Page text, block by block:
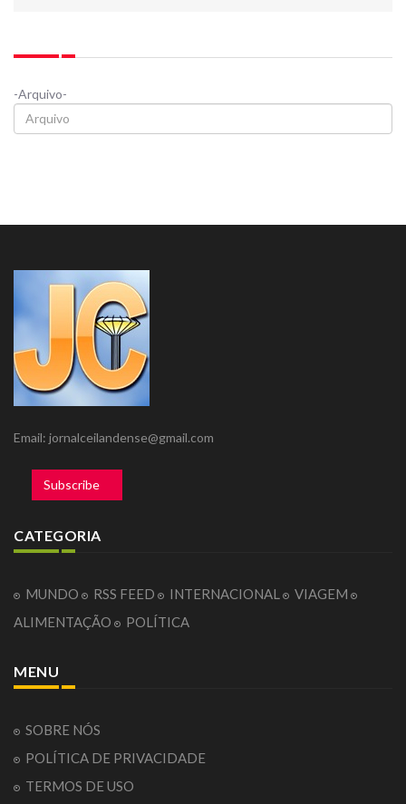
-Arquivo-
Email: jornalceilandense@gmail.com
Subscribe
CATEGORIA
MUNDO RSS FEED INTERNACIONAL
VIAGEM
ALIMENTAÇÃO
POLÍTICA
MENU
SOBRE NÓS
POLÍTICA DE PRIVACIDADE
TERMOS DE USO